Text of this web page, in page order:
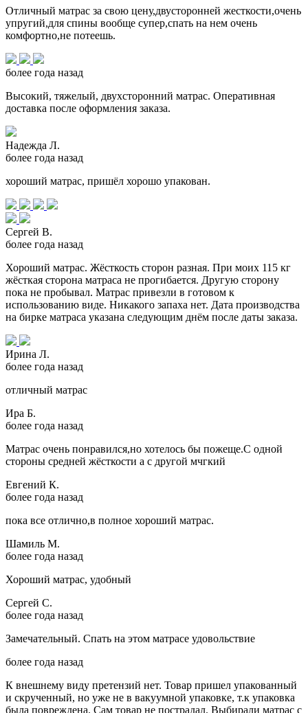
Отличный матрас за свою цену,двусторонней жесткости,очень
упругий,для спины вообще супер,спать на нем очень
комфортно,не потеешь.
более года назад
Высокий, тяжелый, двухсторонний матрас. Оперативная
доставка после оформления заказа.
Надежда Л.
более года назад
хороший матрас, пришёл хорошо упакован.
Сергей В.
более года назад
Хороший матрас. Жёсткость сторон разная. При моих 115 кг
жёсткая сторона матраса не прогибается. Другую сторону
пока не пробывал. Матрас привезли в готовом к
использованию виде. Никакого запаха нет. Дата производства
на бирке матраса указана следующим днём после даты заказа.
Ирина Л.
более года назад
отличный матрас
Ира Б.
более года назад
Матрас очень понравился,но хотелось бы пожеще.С одной
стороны средней жёсткости а с другой мчгкий
Евгений К.
более года назад
пока все отлично,в полное хороший матрас.
Шамиль М.
более года назад
Хороший матрас, удобный
Сергей С.
более года назад
Замечательный. Спать на этом матрасе удовольствие
более года назад
К внешнему виду претензий нет. Товар пришел упакованный
и скрученный, но уже не в вакуумной упаковке, т.к упаковка
была повреждена. Сам товар не пострадал. Выбирали матрас с